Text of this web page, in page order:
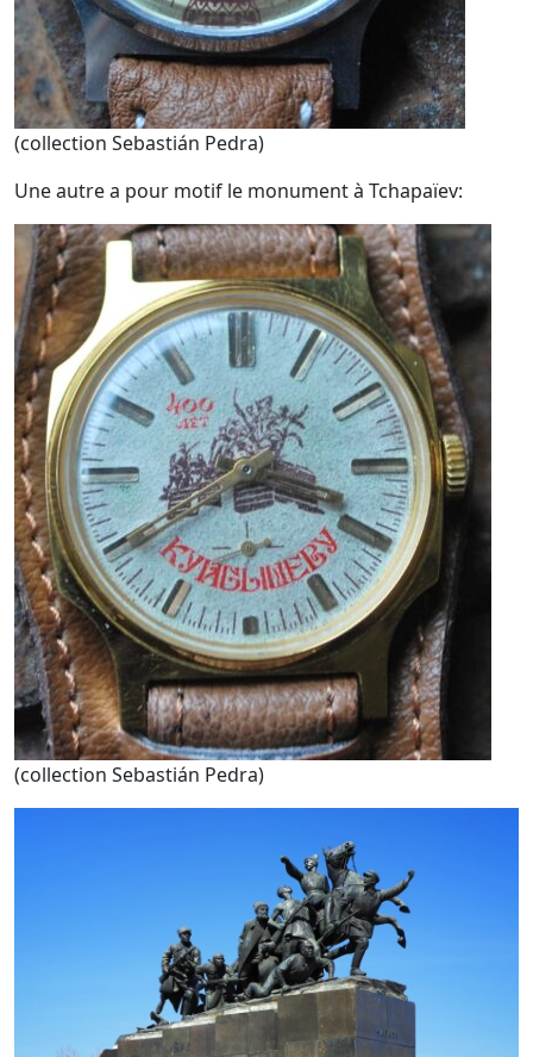
(collection Sebastián Pedra)
Une autre a pour motif le monument à Tchapaïev:
(collection Sebastián Pedra)